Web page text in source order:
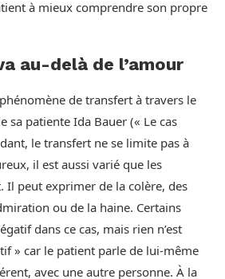
à mieux comprendre son propre
au-delà de l’amour
de transfert à travers le
sa patiente Ida Bauer (« Le cas
le transfert ne se limite pas à
il est aussi varié que les
Il peut exprimer de la colère, des
ou de la haine. Certains
dans ce cas, mais rien n’est
» car le patient parle de lui-même
avec une autre personne. À la